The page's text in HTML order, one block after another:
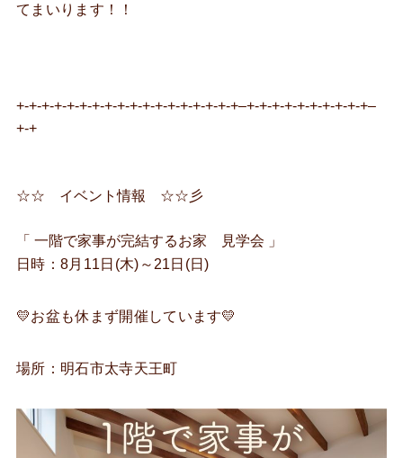
てまいります！！
+-+-+-+-+-+-+-+-+-+-+-+-+-+-+-+-+-+–+-+-+-+-+-+-+-+-+-+–
+-+
☆☆ イベント情報 ☆☆彡
「 一階で家事が完結するお家 見学会 」
日時：8月11日(木)～21日(日)
💛お盆も休まず開催しています💛
場所：明石市太寺天王町